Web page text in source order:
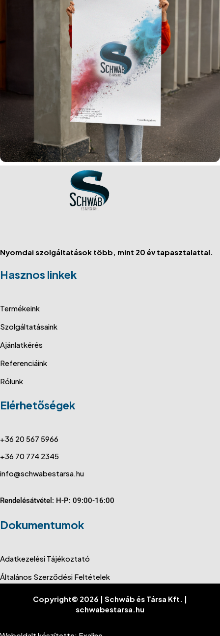
Nyomdai szolgáltatások több, mint 20 év tapasztalattal.
Hasznos linkek
Termékeink
Szolgáltatásaink
Ajánlatkérés
Referenciáink
Rólunk
Elérhetőségek
+36 20 567 5966
+36 70 774 2345
info@schwabestarsa.hu
Rendelésátvétel: H-P: 09:00-16:00
Dokumentumok
Adatkezelési Tájékoztató
Általános Szerződési Feltételek
Copyright© 2026 | Schwáb és Társa Kft. |
schwabestarsa.hu